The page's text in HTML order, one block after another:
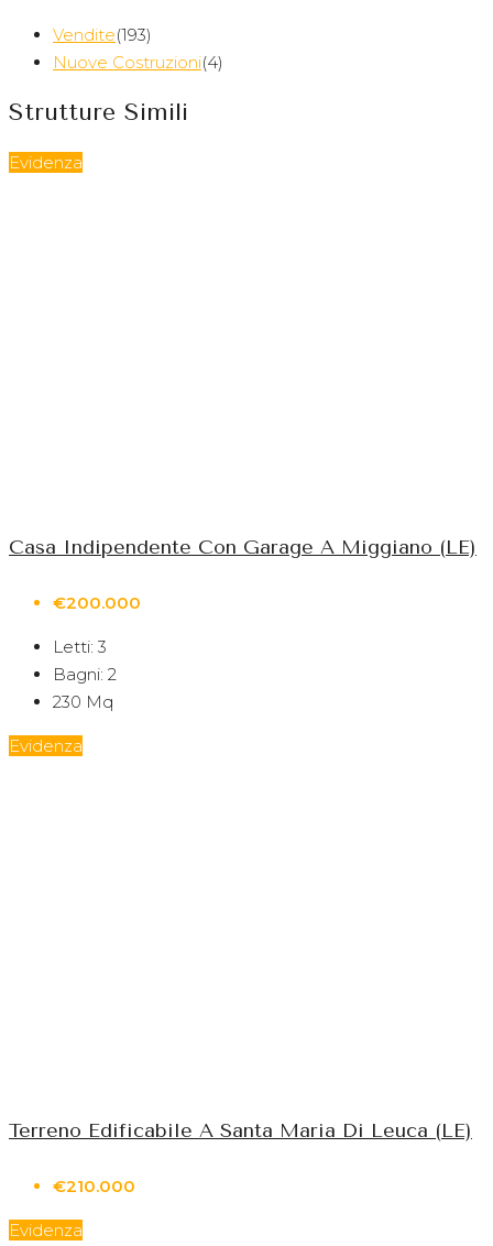
Vendite(193)
Nuove Costruzioni(4)
Strutture Simili
Evidenza
Casa Indipendente Con Garage A Miggiano (LE)
€200.000
Letti: 3
Bagni: 2
230 Mq
Evidenza
Terreno Edificabile A Santa Maria Di Leuca (LE)
€210.000
Evidenza